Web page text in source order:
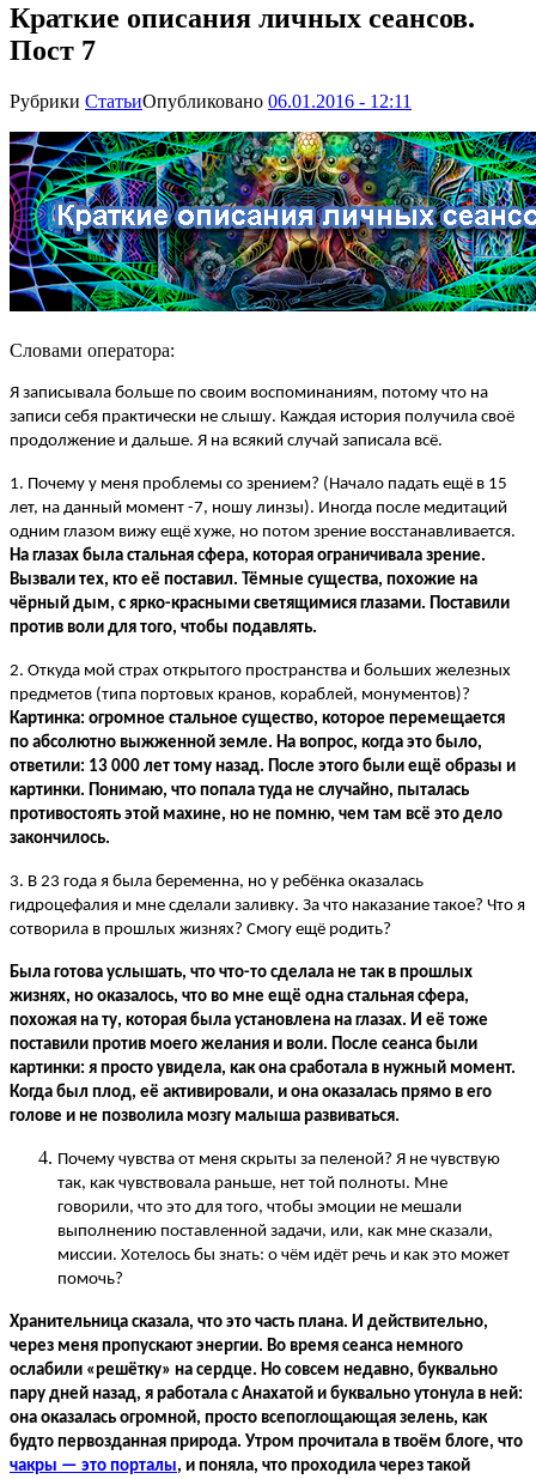
Краткие описания личных сеансов.
Пост 7
Рубрики СтатьиОпубликовано 06.01.2016 - 12:11
Словами оператора:
Я записывала больше по своим воспоминаниям, потому что на
записи себя практически не слышу. Каждая история получила своё
продолжение и дальше. Я на всякий случай записала всё.
1. Почему у меня проблемы со зрением? (Начало падать ещё в 15
лет, на данный момент -7, ношу линзы). Иногда после медитаций
одним глазом вижу ещё хуже, но потом зрение восстанавливается.
На глазах была стальная сфера, которая ограничивала зрение.
Вызвали тех, кто её поставил. Тёмные существа, похожие на
чёрный дым, с ярко-красными светящимися глазами. Поставили
против воли для того, чтобы подавлять.
2. Откуда мой страх открытого пространства и больших железных
предметов (типа портовых кранов, кораблей, монументов)?
Картинка: огромное стальное существо, которое перемещается
по абсолютно выжженной земле. На вопрос, когда это было,
ответили: 13 000 лет тому назад. После этого были ещё образы и
картинки. Понимаю, что попала туда не случайно, пыталась
противостоять этой махине, но не помню, чем там всё это дело
закончилось.
3. В 23 года я была беременна, но у ребёнка оказалась
гидроцефалия и мне сделали заливку. За что наказание такое? Что я
сотворила в прошлых жизнях? Смогу ещё родить?
Была готова услышать, что что-то сделала не так в прошлых
жизнях, но оказалось, что во мне ещё одна стальная сфера,
похожая на ту, которая была установлена на глазах. И её тоже
поставили против моего желания и воли. После сеанса были
картинки: я просто увидела, как она сработала в нужный момент.
Когда был плод, её активировали, и она оказалась прямо в его
голове и не позволила мозгу малыша развиваться.
Почему чувства от меня скрыты за пеленой? Я не чувствую
так, как чувствовала раньше, нет той полноты. Мне
говорили, что это для того, чтобы эмоции не мешали
выполнению поставленной задачи, или, как мне сказали,
миссии. Хотелось бы знать: о чём идёт речь и как это может
помочь?
Хранительница сказала, что это часть плана. И действительно,
через меня пропускают энергии. Во время сеанса немного
ослабили «решётку» на сердце. Но совсем недавно, буквально
пару дней назад, я работала с Анахатой и буквально утонула в ней:
она оказалась огромной, просто всепоглощающая зелень, как
будто первозданная природа. Утром прочитала в твоём блоге, что
чакры — это порталы, и поняла, что проходила через такой